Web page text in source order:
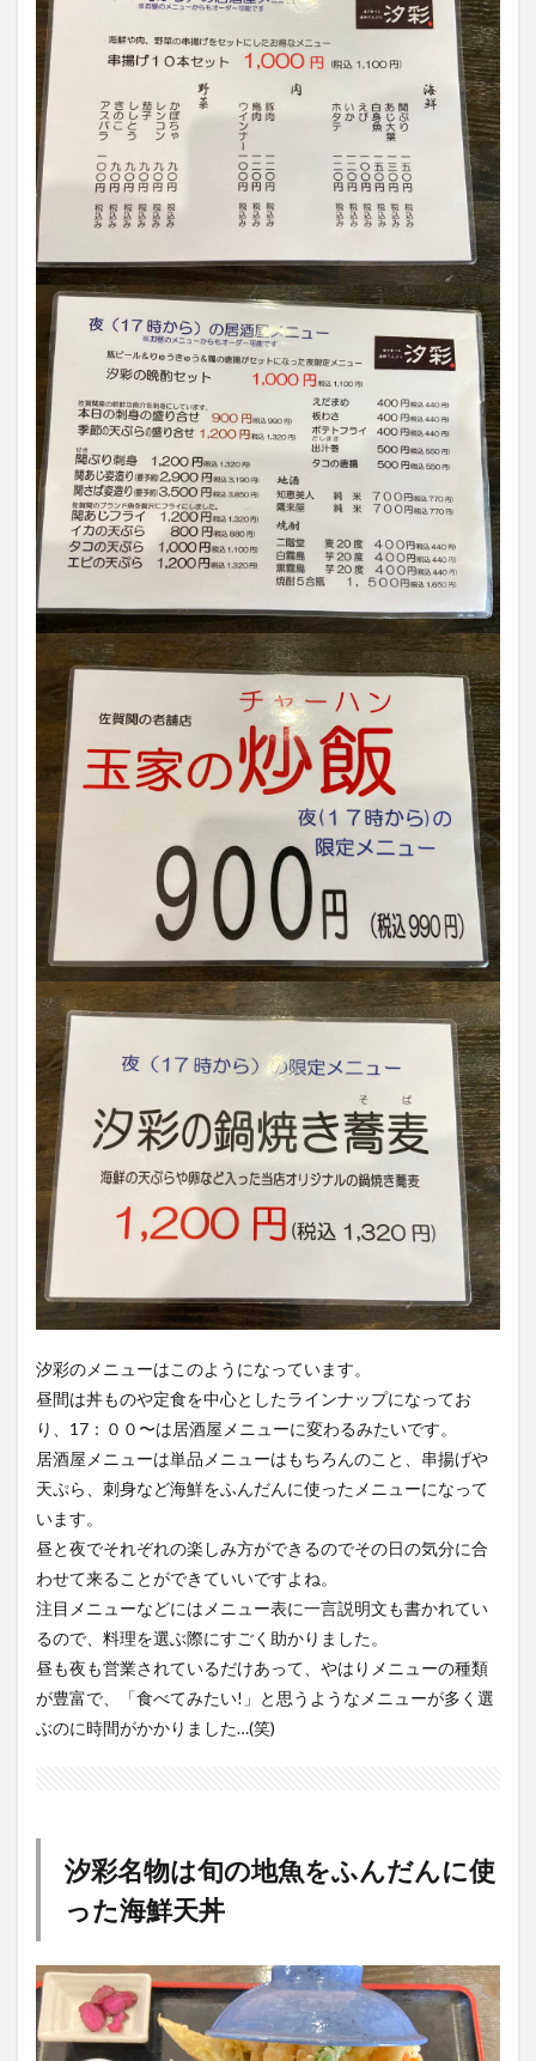
汐彩のメニューはこのようになっています。
昼間は丼ものや定食を中心としたラインナップになってお
り、17：００〜は居酒屋メニューに変わるみたいです。
居酒屋メニューは単品メニューはもちろんのこと、串揚げや
天ぷら、刺身など海鮮をふんだんに使ったメニューになって
います。
昼と夜でそれぞれの楽しみ方ができるのでその日の気分に合
わせて来ることができていいですよね。
注目メニューなどにはメニュー表に一言説明文も書かれてい
るので、料理を選ぶ際にすごく助かりました。
昼も夜も営業されているだけあって、やはりメニューの種類
が豊富で、「食べてみたい!」と思うようなメニューが多く選
ぶのに時間がかかりました…(笑)
汐彩名物は旬の地魚をふんだんに使
った海鮮天丼